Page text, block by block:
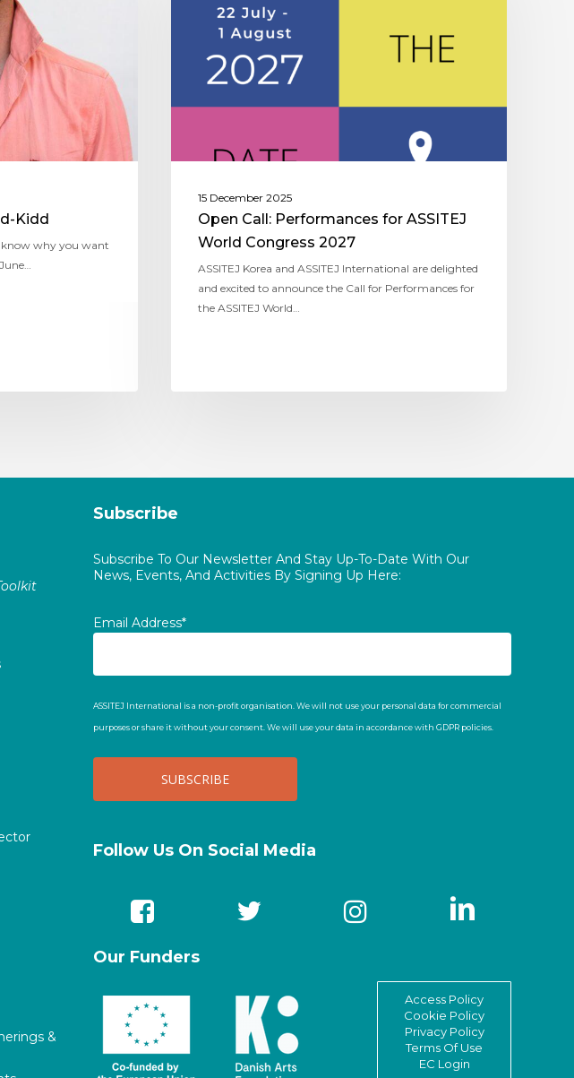
Kidd
know why you want
15 December 2025
Open Call: Performances for ASSITEJ
World Congress 2027
ASSITEJ Korea and ASSITEJ International are delighted
and excited to announce the Call for Performances for
the ASSITEJ World…
&
Subscribe
Subscribe To Our Newsletter And Stay Up-To-Date With Our
News, Events, And Activities By Signing Up Here:
Email Address*
ASSITEJ International is a non-profit organisation. We will not use your personal data for commercial
purposes or share it without your consent. We will use your data in accordance with GDPR policies.
Follow Us On Social Media
Our Funders
Access Policy
Cookie Policy
Privacy Policy
Terms Of Use
EC Login